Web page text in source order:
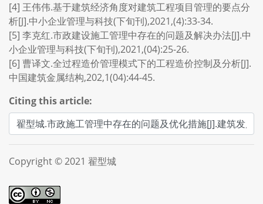
[4] 王伟伟.基于建筑经济角度对建筑工程项目管理的要点分
析[J].中小企业管理与科技(下旬刊),2021,(4):33-34.
[5] 李克红.市政建设施工管理中存在的问题及解决办法[J].中
小企业管理与科技(下旬刊),2021,(04):25-26.
[6] 曹译文.全过程造价管理模式下的工程造价控制及分析[J].
中国建筑金属结构,202,1(04):44-45.
Citing this article:
Copyright © 2021 翟型城